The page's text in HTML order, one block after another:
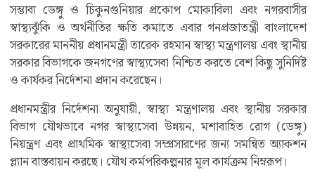
সম্ভাব্য ডেঙ্গু ও চিকুনগুনিয়ার প্রকোপ মোকাবিলা এবং নগরবাসীর
স্বাস্থ্যঝুঁকি ও অর্থনীতির ক্ষতি কমাতে এবার গনপ্রজাতন্ত্রী বাংলাদেশ
সরকারের মাননীয় প্রধানমন্ত্রী তারেক রহমান স্বাস্থ্য মন্ত্রণালয় এবং স্থানীয়
সরকার বিভাগকে জনগণের স্বাস্থ্যসেবা নিশ্চিত করতে বেশ কিছু সুনির্দিষ্ট
ও কার্যকর নির্দেশনা প্রদান করেছেন।
প্রধানমন্ত্রীর নির্দেশনা অনুযায়ী, স্বাস্থ্য মন্ত্রণালয় এবং স্থানীয় সরকার
বিভাগ যৌথভাবে নগর স্বাস্থ্যসেবা উন্নয়ন, মশাবাহিত রোগ (ডেঙ্গু)
নিয়ন্ত্রণ এবং প্রাথমিক স্বাস্থ্যসেবা সম্প্রসারণের জন্য সমন্বিত অ্যাকশন
প্ল্যান বাস্তবায়ন করছে। যৌথ কর্মপরিকল্পনার মূল কার্যক্রম নিম্নরূপ।